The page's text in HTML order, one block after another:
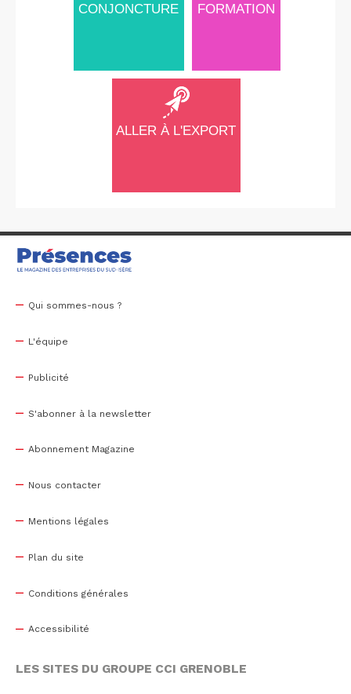
CONJONCTURE FORMATION
ALLER À L'EXPORT
Qui sommes-nous ?
L'équipe
Publicité
S'abonner à la newsletter
Abonnement Magazine
Nous contacter
Mentions légales
Plan du site
Conditions générales
Accessibilité
LES SITES DU GROUPE CCI GRENOBLE